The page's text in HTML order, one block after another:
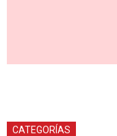
CATEGORÍAS